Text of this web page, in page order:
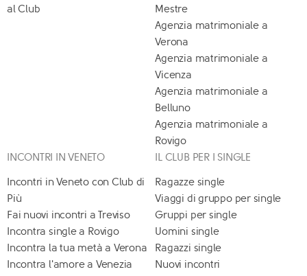
al Club
Mestre
Agenzia matrimoniale a
Verona
Agenzia matrimoniale a
Vicenza
Agenzia matrimoniale a
Belluno
Agenzia matrimoniale a
Rovigo
INCONTRI IN VENETO
Incontri in Veneto con Club di
Più
Fai nuovi incontri a Treviso
Incontra single a Rovigo
Incontra la tua metà a Verona
Incontra l'amore a Venezia
IL CLUB PER I SINGLE
Ragazze single
Viaggi di gruppo per single
Gruppi per single
Uomini single
Ragazzi single
Nuovi incontri